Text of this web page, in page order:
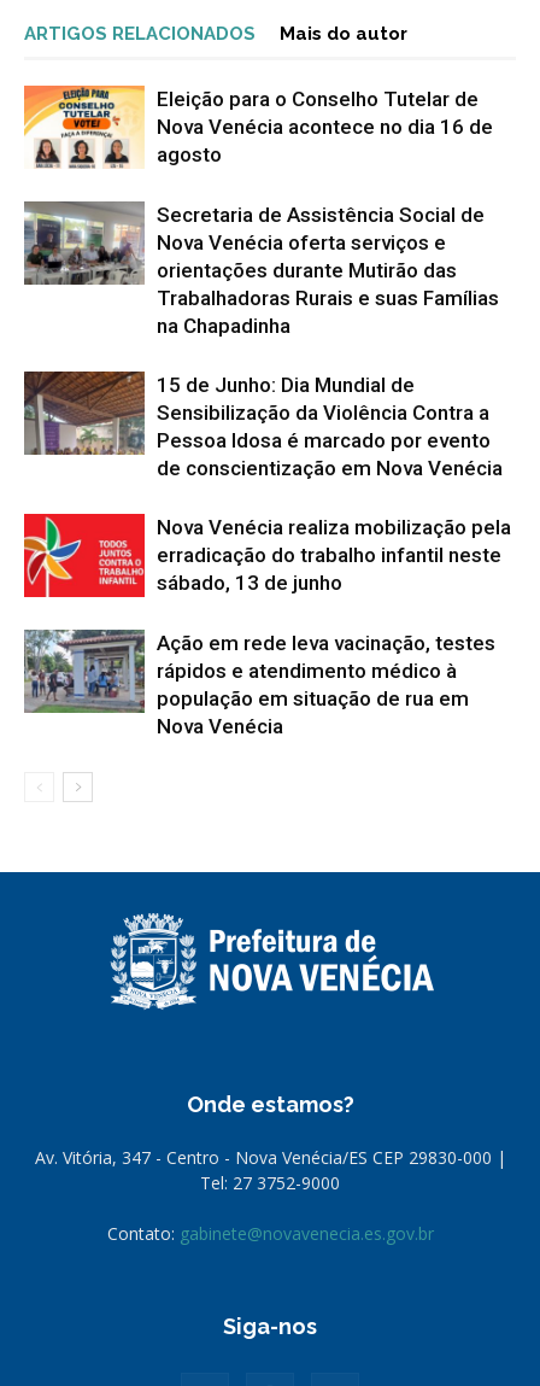
ARTIGOS RELACIONADOS Mais do autor
Eleição para o Conselho Tutelar de
Nova Venécia acontece no dia 16 de
agosto
Secretaria de Assistência Social de
Nova Venécia oferta serviços e
orientações durante Mutirão das
Trabalhadoras Rurais e suas Famílias
na Chapadinha
15 de Junho: Dia Mundial de
Sensibilização da Violência Contra a
Pessoa Idosa é marcado por evento
de conscientização em Nova Venécia
Nova Venécia realiza mobilização pela
erradicação do trabalho infantil neste
sábado, 13 de junho
Ação em rede leva vacinação, testes
rápidos e atendimento médico à
população em situação de rua em
Nova Venécia
Onde estamos?
Av. Vitória, 347 - Centro - Nova Venécia/ES CEP 29830-000 |
Tel: 27 3752-9000
Contato: gabinete@novavenecia.es.gov.br
Siga-nos